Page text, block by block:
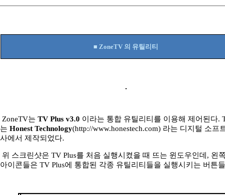
■ ZoneTV 의 유틸리티
ZoneTV는 TV Plus v3.0 이라는 통합 유틸리티를 이용해 제어된다.
는 Honest Technology(http://www.honestech.com) 라는 디지털 소프
사에서 제작되었다.
위 스크린샷은 TV Plus를 처음 실행시켰을 때 뜨는 윈도우인데, 왼
아이콘들은 TV Plus에 통합된 각종 유틸리티들을 실행시키는 버튼